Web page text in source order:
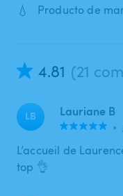
💧 Producto de
4.81 (21
LB Lauriane B
•
L’accueil de
top 👌